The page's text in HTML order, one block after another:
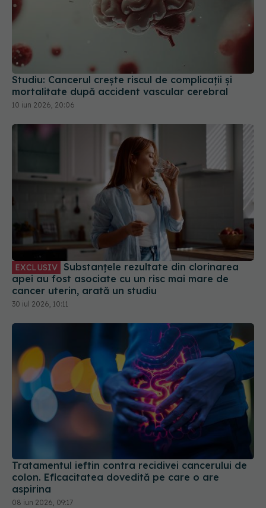
Studiu: Cancerul crește riscul de complicații și
mortalitate după accident vascular cerebral
10 iun 2026, 20:06
EXCLUSIV
apei au fost asociate cu un risc mai mare de
cancer uterin, arată un studiu
30 iul 2026, 10:11
Tratamentul ieftin contra recidivei cancerului de
colon. Eficacitatea dovedită pe care o are
aspirina
08 iun 2026, 09:17